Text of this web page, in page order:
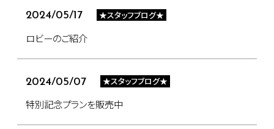
2024/05/17 ★スタッフブログ★
ロビーのご紹介
2024/05/07 ★スタッフブログ★
特別記念プランを販売中